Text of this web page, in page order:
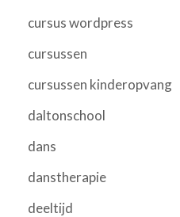
cursus wordpress
cursussen
cursussen kinderopvang
daltonschool
dans
danstherapie
deeltijd